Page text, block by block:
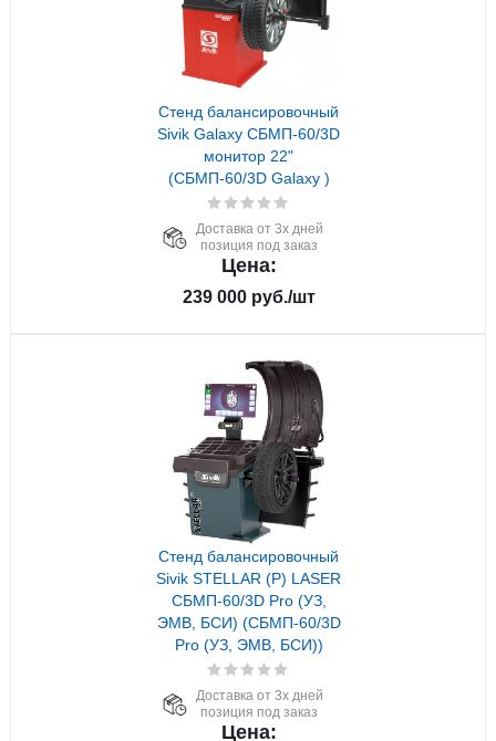
Стенд балансировочный
Sivik Galaxy СБМП-60/3D
монитор 22"
(СБМП-60/3D Galaxy )
Доставка от 3х дней
позиция под заказ
Цена:
239 000руб./шт
Стенд балансировочный
Sivik STELLAR (P) LASER
СБМП-60/3D Pro (УЗ,
ЭМВ, БСИ) (СБМП-60/3D
Pro (УЗ, ЭМВ, БСИ))
Доставка от 3х дней
позиция под заказ
Цена: